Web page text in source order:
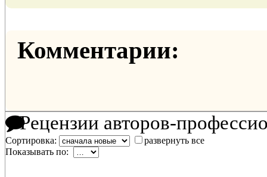
Комментарии:
Рецензии авторов-
Сортировка:
развернуть все
Показывать по: